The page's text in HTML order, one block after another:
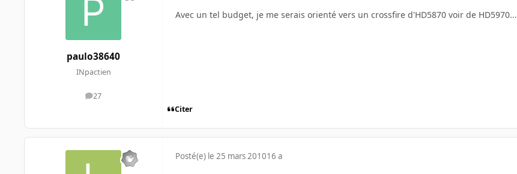
paulo38640
INpactien
27
messages
Avec un tel budget, je me serais orienté vers un crossfire d'HD5870 voir de HD5970...
Citer
Posté(e) le 25 mars 201016 a